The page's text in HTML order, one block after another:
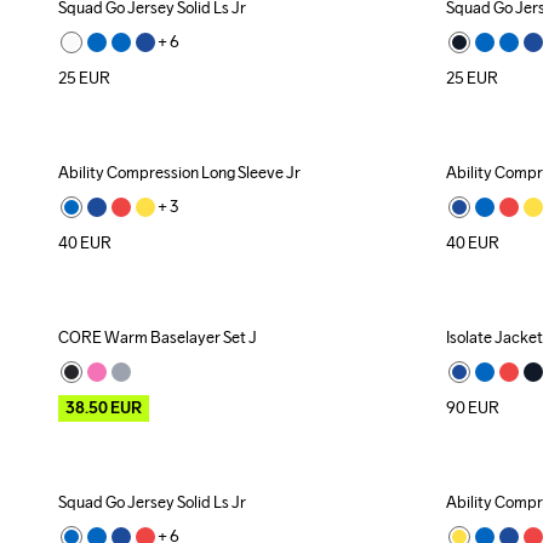
Squad Go Jersey Solid Ls Jr
+ 6
25 EUR
Squad Go
25 EUR
Ability Compression Long Sleeve Jr
+ 3
40EUR
Ability
40EUR
Outlet
CORE Warm Baselayer Set J
38.50EUR
Isolate
90EUR
Squad Go Jersey Solid Ls Jr
+ 6
Ability